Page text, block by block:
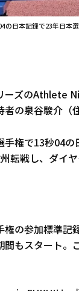
の日本記録で23年日本
ーズのAthlete
の泉谷駿介（
手権で13秒04
転戦し、ダイ
権の参加標準記
間もスタート。